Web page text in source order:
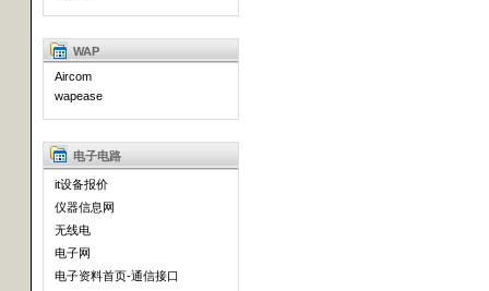
WAP
Aircom
wapease
电子电路
it设备报价
仪器信息网
无线电
电子网
电子资料首页-通信接口